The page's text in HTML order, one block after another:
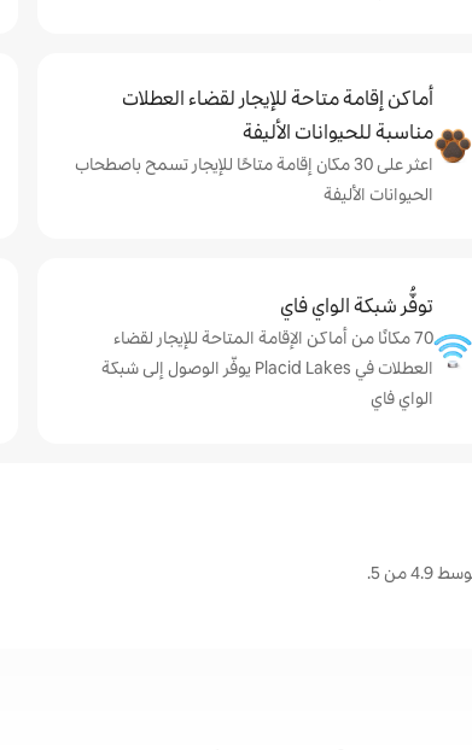
أماكن إقامة متاحة للإيجار لقضاء العطلات
مناسبة للحيوانات الأليفة
اعثر على 30 مكان إقامة متاحًا للإيجار تسمح باصطحاب
الحيوانات الأليفة
توفُّر شبكة الواي فاي
70 مكانًا من أماكن الإقامة المتاحة للإيجار لقضاء
العطلات في Placid Lakes يوفّر الوصول إلى شبكة
الواي فاي